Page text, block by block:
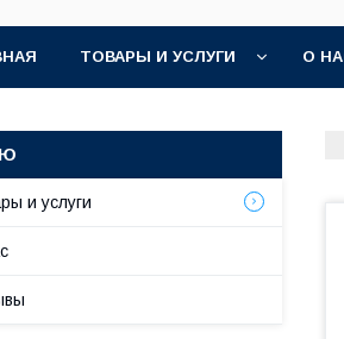
ТОВАРЫ И УСЛУГИ О
и услуги